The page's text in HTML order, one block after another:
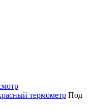
термометр Под